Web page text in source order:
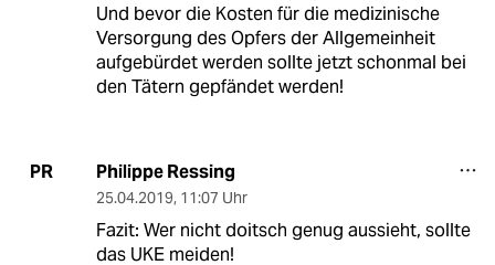
Und bevor die Kosten für die medizinische
Versorgung des Opfers der Allgemeinheit
aufgebürdet werden sollte jetzt schonmal bei
den Tätern gepfändet werden!
PR Philippe Ressing
25.04.2019, 11:07 Uhr
Fazit: Wer nicht doitsch genug aussieht, sollte
das UKE meiden!